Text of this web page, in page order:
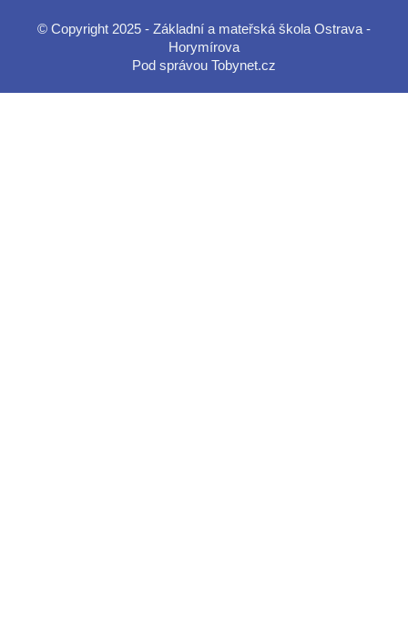
© Copyright 2025 - Základní a mateřská škola Ostrava -
Horymírova
Pod správou Tobynet.cz